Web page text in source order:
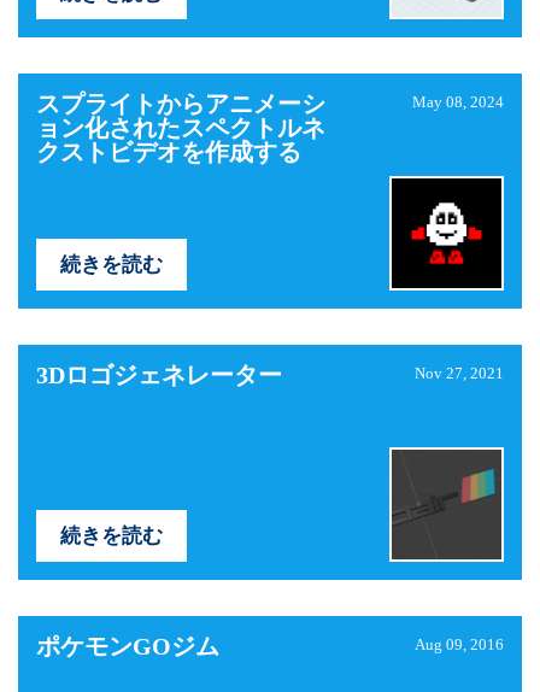
スプライトからアニメーシ
ョン化されたスペクトルネ
クストビデオを作成する
May 08, 2024
続きを読む
3Dロゴジェネレーター Nov 27, 2021
続きを読む
ポケモンGOジム Aug 09, 2016